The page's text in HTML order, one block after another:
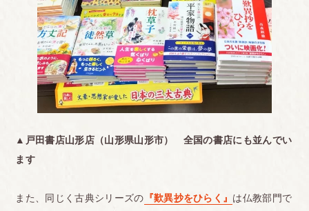
▲戸田書店山形店（山形県山形市） 全国の書店にも並んでい
ます
また、同じく古典シリーズの 『歎異抄をひらく』 は仏教部門で